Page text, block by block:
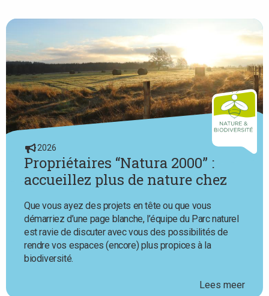
2026
Propriétaires “Natura 2000” :
accueillez plus de nature chez
Que vous ayez des projets en tête ou que vous
démarriez d’une page blanche, l’équipe du Parc naturel
est ravie de discuter avec vous des possibilités de
rendre vos espaces (encore) plus propices à la
biodiversité.
Lees meer